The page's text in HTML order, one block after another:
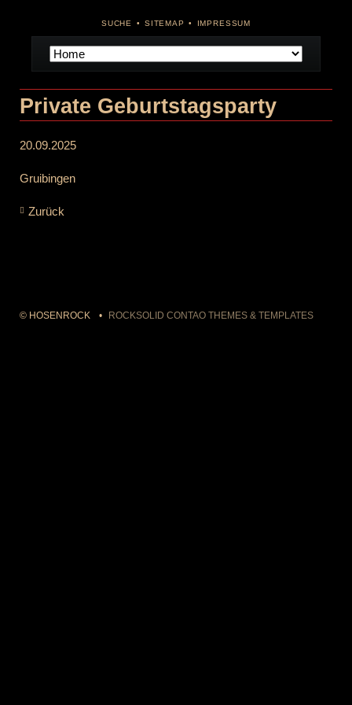
NAVIGATION
SUCHE SITEMAP IMPRESSUM
Navigation
überspringen
Private Geburtstagsparty
20.09.2025
Gruibingen
Zurück
© HOSENROCK ROCKSOLID CONTAO THEMES & TEMPLATES